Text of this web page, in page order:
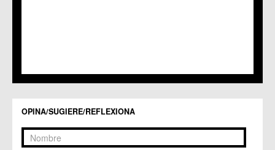
OPINA/SUGIERE/REFLEXIONA